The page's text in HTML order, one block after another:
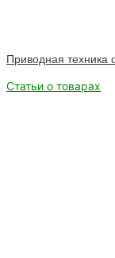
Приводная
Статьи о товарах